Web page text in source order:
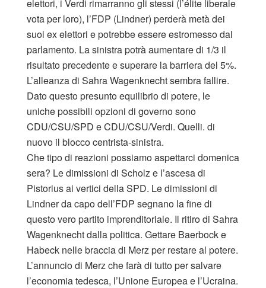
elettori, i Verdi rimarranno gli stessi (l’élite liberale
vota per loro), l’FDP (Lindner) perderà metà dei
suoi ex elettori e potrebbe essere estromesso dal
parlamento. La sinistra potrà aumentare di 1/3 il
risultato precedente e superare la barriera del 5%.
L’alleanza di Sahra Wagenknecht sembra fallire.
Dato questo presunto equilibrio di potere, le
uniche possibili opzioni di governo sono
CDU/CSU/SPD e CDU/CSU/Verdi. Quelli. di
nuovo il blocco centrista-sinistra.
Che tipo di reazioni possiamo aspettarci domenica
sera? Le dimissioni di Scholz e l’ascesa di
Pistorius ai vertici della SPD. Le dimissioni di
Lindner da capo dell’FDP segnano la fine di
questo vero partito imprenditoriale. Il ritiro di Sahra
Wagenknecht dalla politica. Gettare Baerbock e
Habeck nelle braccia di Merz per restare al potere.
L’annuncio di Merz che farà di tutto per salvare
l’economia tedesca, l’Unione Europea e l’Ucraina.